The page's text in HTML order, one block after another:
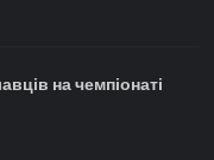
на чемпіонаті